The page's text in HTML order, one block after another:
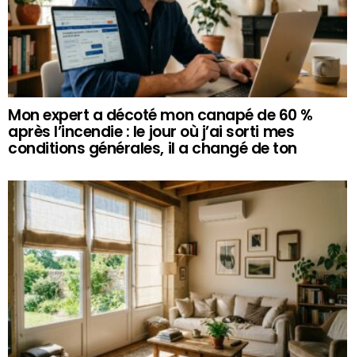
Mon expert a décoté mon canapé de 60 %
après l’incendie : le jour où j’ai sorti mes
conditions générales, il a changé de ton